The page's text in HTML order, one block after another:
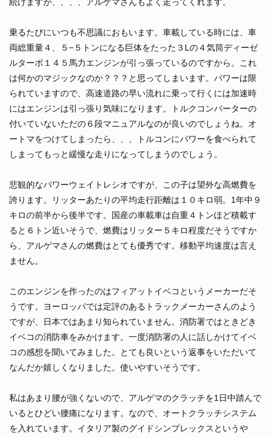
乗るたびにいつも不思議におもいます。車載している時には、車
両総重量４、５−５トンになる巨体をたった３Lの４気筒ディーゼ
ルターボ１４５馬力エンジンが引っ張っているのですから。これ
は何かのマジックなのか？？？と思ってしまいます。パワーは限
られていますので、高速道路の早い流れに乗って行くには加速時
にはエンジンは引っ張り気味になります。トルクコンバーターの
付いていないただの６段マニュアルなのが良いのでしょうね。オ
ートマをつけてしまったら、、、トルコンにパワーを食べられて
しまってもっと緩慢な走りになってしまうのでしょう。
悲観的なパワーウェイトレシオですが、この子は望外な高燃費を
誇ります。リッターあたりの平均走行距離は１０キロ弱。1年中９
キロの前半から後半です。国産の車載車は自重４トンほど積載す
ると６トン近いそうで、燃費はリッター５キロ程度だそうですか
ら、アルゲマさんの燃費はとても優秀です。移動平均速度は言え
ません。
このエンジンを作ったのはフィアットイベコというメーカーだそ
うです。ヨーロッパでは定評のあるトラックメーカーさんのよう
ですが、日本ではあまり知られていません。消防署ではときどき
イベコの消防車をみかけます。一度消防署の人に話しかけてイベ
コの感想を聞いてみました。とても良いという返事をいただいて
なんだか嬉しくなりました。使いやすいそうです。
私はあまり腰が強くないので、アルゲマのクラッチを1日中踏んで
いるとひどい腰痛になります。なので、オートクラッチシステム
を入れています。イタリア製のグイドシンプレックスというや